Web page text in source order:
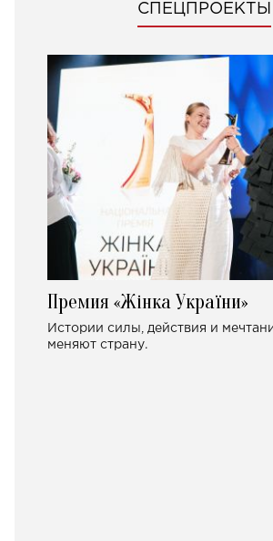
СПЕЦПРОЕКТЫ
Премия «Жінка України»
Истории силы, действия и
меняют страну.